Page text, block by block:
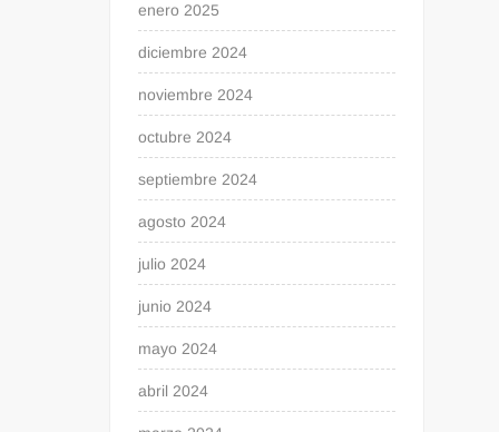
enero 2025
diciembre 2024
noviembre 2024
octubre 2024
septiembre 2024
agosto 2024
julio 2024
junio 2024
mayo 2024
abril 2024